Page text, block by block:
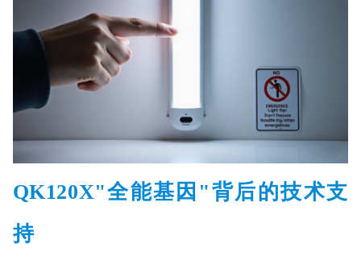
QK120X"全能基因"背后的技术支
持